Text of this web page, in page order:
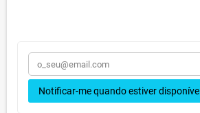
Notificar-me quando estiver disponível